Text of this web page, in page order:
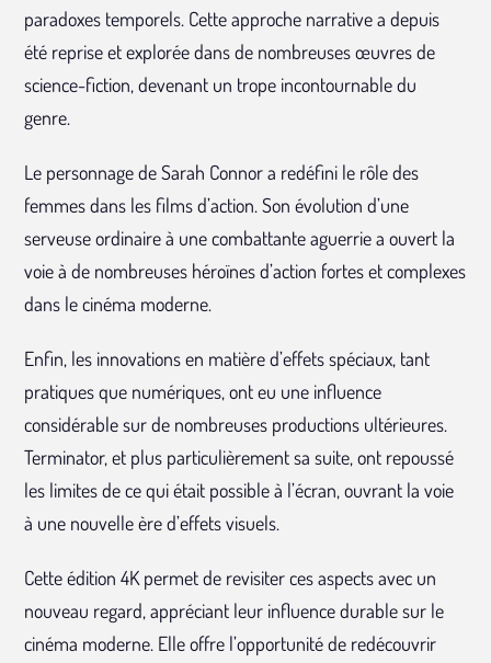
paradoxes temporels. Cette approche narrative a depuis
été reprise et explorée dans de nombreuses œuvres de
science-fiction, devenant un trope incontournable du
genre.
Le personnage de Sarah Connor a redéfini le rôle des
femmes dans les films d’action. Son évolution d’une
serveuse ordinaire à une combattante aguerrie a ouvert la
voie à de nombreuses héroïnes d’action fortes et complexes
dans le cinéma moderne.
Enfin, les innovations en matière d’effets spéciaux, tant
pratiques que numériques, ont eu une influence
considérable sur de nombreuses productions ultérieures.
Terminator, et plus particulièrement sa suite, ont repoussé
les limites de ce qui était possible à l’écran, ouvrant la voie
à une nouvelle ère d’effets visuels.
Cette édition 4K permet de revisiter ces aspects avec un
nouveau regard, appréciant leur influence durable sur le
cinéma moderne. Elle offre l’opportunité de redécouvrir